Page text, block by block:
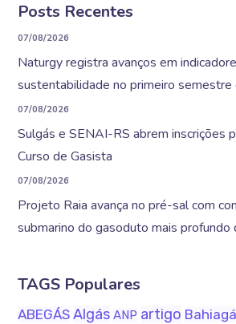
Posts Recentes
07/08/2026
Naturgy registra avanços em
sustentabilidade no primeiro
07/08/2026
Sulgás e SENAI-RS abrem inscrições
Curso de Gasista
07/08/2026
Projeto Raia avança no pré-sal com
submarino do gasoduto mais profundo
TAGS Populares
ABEGÁS Algás ANP artigo